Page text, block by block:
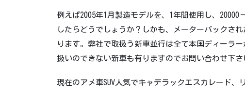
例えば2005年1月製造モデルを、1年間使用し、20000
したらどうでしょうか？しかも、メーターバックされ
ります。弊社で取扱う新車並行は全て本国ディーラ
扱いのできない新車も有りますのでお問い合わせ下さ
現在のアメ車SUV人気でキャデラックエスカレード